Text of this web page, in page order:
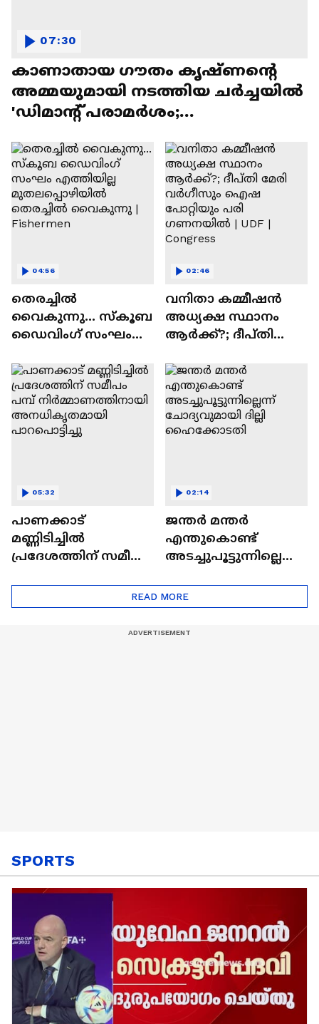
കാണാതായ ഗൗതം കൃഷ്ണൻ്റെ
അമ്മയുമായി നടത്തിയ ചർച്ചയിൽ
'ഡിമാൻ്റ് പരാമർശം;
07:30
തെരച്ചിൽ
വൈകുന്നു... സ്‌കൂബ
ഡൈവിംഗ് സംഘം
മുതലപ്പൊഴിയിൽ
തെരച്ചിൽ വൈകുന്നു
| Fishermen
04:56
വനിതാ കമ്മീഷൻ
അധ്യക്ഷ സ്ഥാനം
ആർക്ക്?; ദീപ്തി
ഐഷ പോറ്റിയും പരി​
ഗണനയിൽ | UDF |
Congress
02:46
പാണക്കാട്
മണ്ണിടിച്ചില്‍
പ്രദേശത്തിന് സമീപം
നിര്‍മ്മാണത്തിനായി
അനധികൃതമായി
05:32
ജന്തർ മന്തർ
എന്തുകൊണ്ട്
അടച്ചുപൂട്ടുന്നില്ലെന്ന്
ഹൈക്കോടതി
02:14
READ MORE
SPORTS